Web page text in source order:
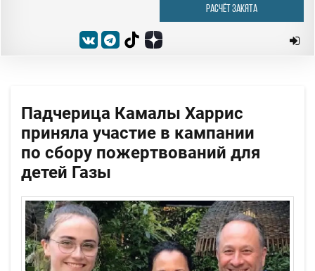
РАСЧЁТ ЗАКЯТА
Падчерица Камалы Харрис
приняла участие в кампании
по сбору пожертвований для
детей Газы